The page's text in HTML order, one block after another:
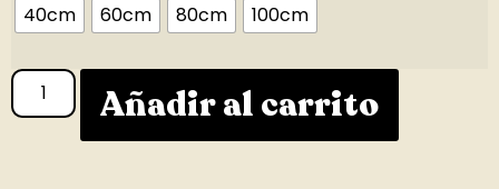
40cm 60cm 80cm 100cm
Añadir al carrito